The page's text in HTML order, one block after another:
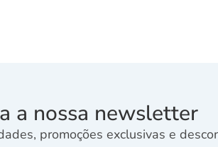
a nossa newsletter
promoções exclusivas e